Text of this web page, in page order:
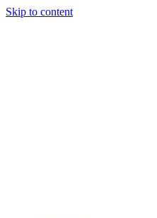
Skip to content